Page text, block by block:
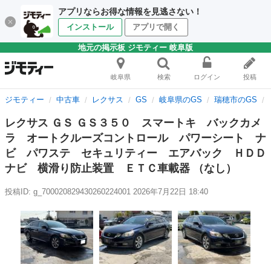
アプリならお得な情報を見逃さない！
インストール アプリで開く
地元の掲示板 ジモティー 岐阜版
岐阜県 検索 ログイン 投稿
ジモティー 中古車 レクサス GS 岐阜県のGS 瑞穂市のGS
レクサス ＧＳ ＧＳ３５０ スマートキ バックカメ
ラ オートクルーズコントロール パワーシート ナ
ビ パワステ セキュリティー エアバック ＨＤＤ
ナビ 横滑り防止装置 ＥＴＣ車載器 （なし）
投稿ID: g_700020829430260224001 2026年7月22日 18:40